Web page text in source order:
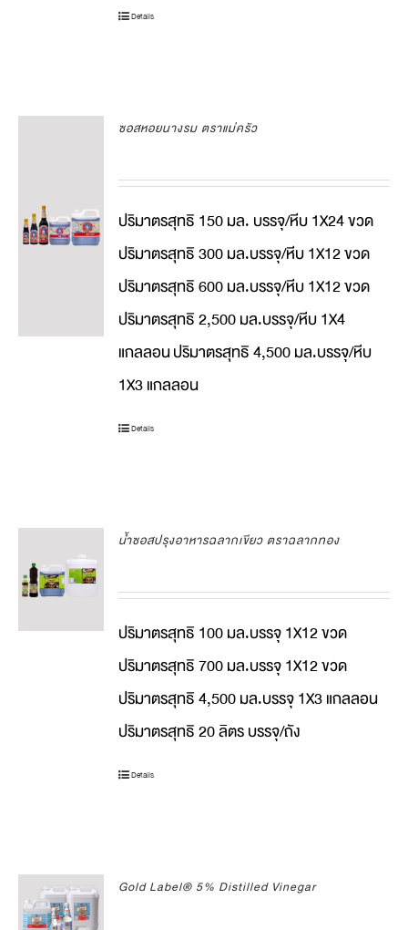
Details
ซอสหอยนางรม ตราแม่ครัว
ปริมาตรสุทธิ 150 มล. บรรจุ/หีบ 1X24 ขวด
ปริมาตรสุทธิ 300 มล.บรรจุ/หีบ 1X12 ขวด
ปริมาตรสุทธิ 600 มล.บรรจุ/หีบ 1X12 ขวด
ปริมาตรสุทธิ 2,500 มล.บรรจุ/หีบ 1X4
แกลลอนปริมาตรสุทธิ 4,500 มล.บรรจุ/หีบ
1X3 แกลลอน
Details
น้ำซอสปรุงอาหารฉลากเขียว ตราฉลากทอง
ปริมาตรสุทธิ 100 มล.บรรจุ 1X12 ขวด
ปริมาตรสุทธิ 700 มล.บรรจุ 1X12 ขวด
ปริมาตรสุทธิ 4,500 มล.บรรจุ 1X3 แกลลอน
ปริมาตรสุทธิ 20 ลิตร บรรจุ/ถัง
Details
Gold Label® 5% Distilled Vinegar